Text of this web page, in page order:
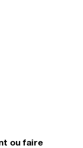
ou faire